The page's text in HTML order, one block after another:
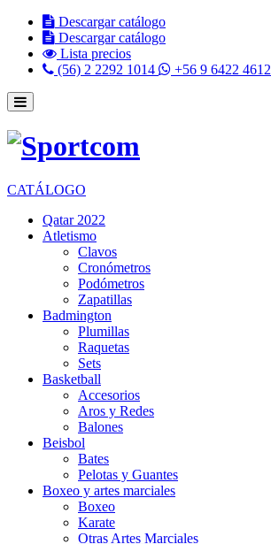
Descargar catálogo
Descargar catálogo
Lista precios
(56) 2 2292 1014
+56 9 6422 4612
CATÁLOGO
Qatar 2022
Atletismo
Clavos
Cronómetros
Podómetros
Zapatillas
Badmington
Plumillas
Raquetas
Sets
Basketball
Accesorios
Aros y Redes
Balones
Beisbol
Bates
Pelotas y Guantes
Boxeo y artes marciales
Boxeo
Karate
Otras Artes Marciales